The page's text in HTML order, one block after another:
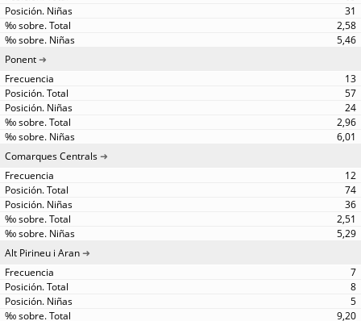
31
2,58
5,46
Ponent
13
57
24
2,96
6,01
Comarques Centrals
12
74
36
2,51
5,29
Alt Pirineu i Aran
7
8
5
9,20